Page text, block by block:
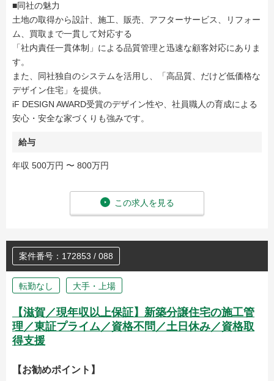
■同社の魅力
土地の取得から設計、施工、販売、アフターサービス、リフォー
ム、買取まで一貫して対応する
「社内責任一貫体制」による品質管理と迅速な顧客対応にありま
す。
また、同社独自のシステムを活用し、「高品質、だけど低価格な
デザイン住宅」を提供。
iF DESIGN AWARD受賞のデザイン性や、社員職人の育成による
安心・安全な家づくりも強みです。
給与
年収 500万円 〜 800万円
この求人を見る
案件番号：172853 / 088
転勤なし 大手・上場
【滋賀／現年収以上保証】新築分譲住宅の施工管
理／東証プライム／資格不問／土日休み／資格取
得支援
【お勧めポイント】